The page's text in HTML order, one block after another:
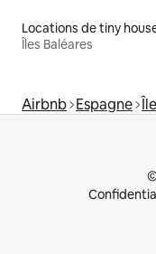
Locations de tiny
Îles Baléares
Airbnb Espagne